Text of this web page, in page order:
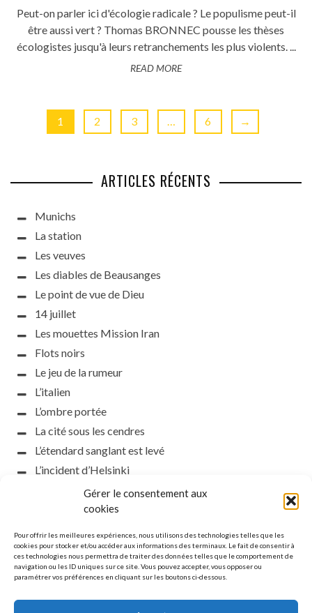
Gérer le consentement aux
cookies
Pour offrir les meilleures expériences, nous utilisons des technologies telles que les
cookies pour stocker et/ou accéder aux informations des terminaux. Le fait de consentir à
ces technologies nous permettra de traiter des données telles que le comportement de
navigation ou les ID uniques sur ce site. Vous pouvez accepter, vous opposer ou
paramétrer vos préférences en cliquant sur les boutons ci-dessous.
Peut-on parler ici d'écologie radicale ? Le populisme peut-il
être aussi vert ? Thomas BRONNEC pousse les thèses
écologistes jusqu'à leurs retranchements les plus violents. ...
READ MORE
1 2 3 … 6 →
ARTICLES RÉCENTS
Munichs
La station
Les veuves
Les diables de Beausanges
Le point de vue de Dieu
14 juillet
Les mouettes Mission Iran
Flots noirs
Le jeu de la rumeur
L’italien
L’ombre portée
La cité sous les cendres
L’étendard sanglant est levé
L’incident d’Helsinki
la petite fasciste
Toutes les nuances de la nuit
Que s’obscurcissent le soleil et la lumière
Le silence